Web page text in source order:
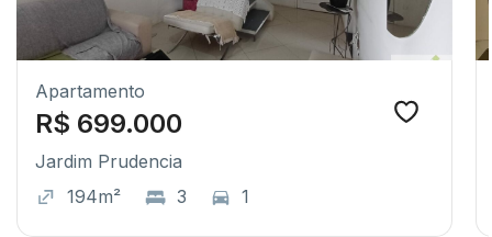
Apartamento
R$ 699.000
Jardim Prudencia
194m²
3 1